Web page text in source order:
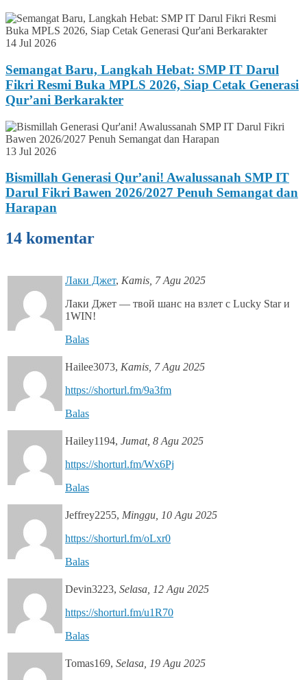
14 Jul 2026
Semangat Baru, Langkah Hebat: SMP IT Darul
Fikri Resmi Buka MPLS 2026, Siap Cetak Generasi
Qur’ani Berkarakter
13 Jul 2026
Bismillah Generasi Qur’ani! Awalussanah SMP IT
Darul Fikri Bawen 2026/2027 Penuh Semangat dan
Harapan
14 komentar
Лаки Джет, Kamis, 7 Agu 2025
Лаки Джет — твой шанс на взлет с Lucky Star и
1WIN!
Balas
Hailee3073, Kamis, 7 Agu 2025
https://shorturl.fm/9a3fm
Balas
Hailey1194, Jumat, 8 Agu 2025
https://shorturl.fm/Wx6Pj
Balas
Jeffrey2255, Minggu, 10 Agu 2025
https://shorturl.fm/oLxr0
Balas
Devin3223, Selasa, 12 Agu 2025
https://shorturl.fm/u1R70
Balas
Tomas169, Selasa, 19 Agu 2025